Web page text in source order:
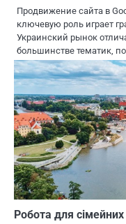
Продвижение сайта в
ключевую роль играет
Украинский рынок
большинстве тематик,
Робота для